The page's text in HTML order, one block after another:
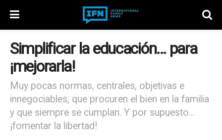
Simplificar la educación… para
¡mejorarla!
Muy pocas normas, centrales, objetivas e
innegociables, que procuren el bien en la familia
y que siempre se cumplan. Y por supuesto...
¡fomentar la libertad!